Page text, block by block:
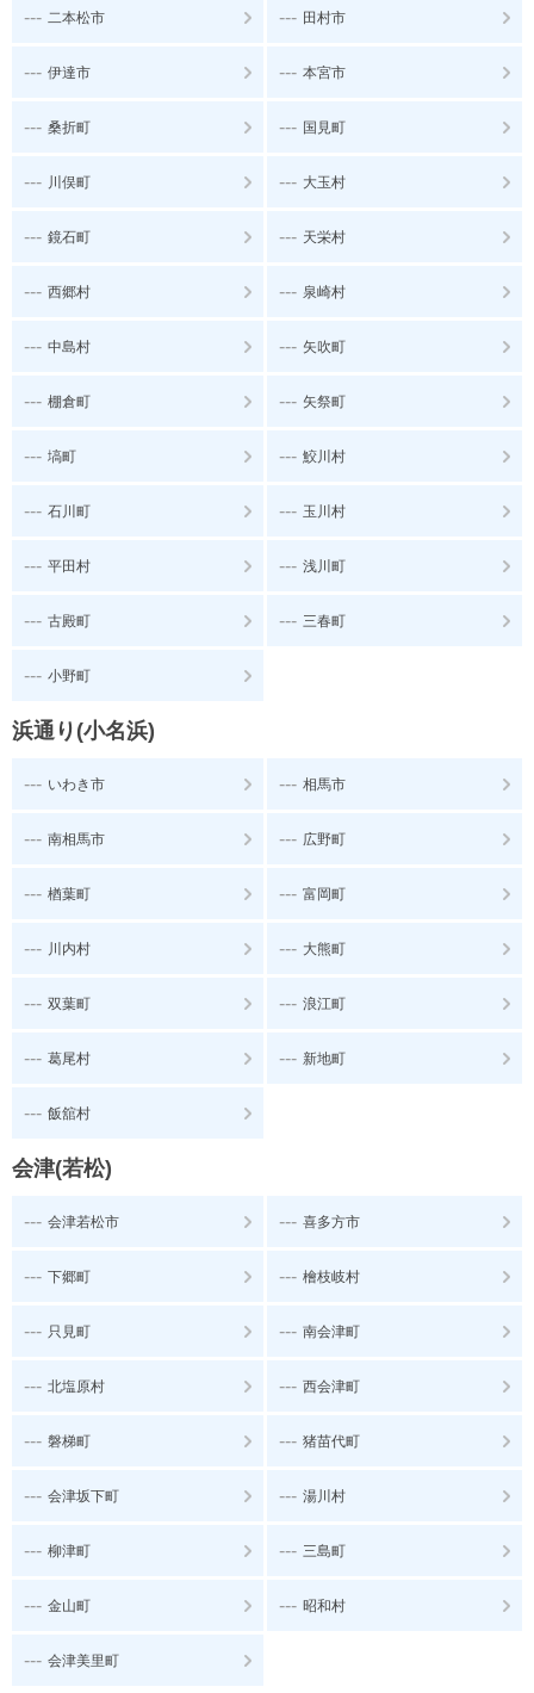
--- 二本松市 --- 田村市
--- 伊達市 --- 本宮市
--- 桑折町 --- 国見町
--- 川俣町 --- 大玉村
--- 鏡石町 --- 天栄村
--- 西郷村 --- 泉崎村
--- 中島村 --- 矢吹町
--- 棚倉町 --- 矢祭町
--- 塙町 --- 鮫川村
--- 石川町 --- 玉川村
--- 平田村 --- 浅川町
--- 古殿町 --- 三春町
--- 小野町
浜通り(小名浜)
--- いわき市 --- 相馬市
--- 南相馬市 --- 広野町
--- 楢葉町 --- 富岡町
--- 川内村 --- 大熊町
--- 双葉町 --- 浪江町
--- 葛尾村 --- 新地町
--- 飯舘村
会津(若松)
--- 会津若松市 --- 喜多方市
--- 下郷町 --- 檜枝岐村
--- 只見町 --- 南会津町
--- 北塩原村 --- 西会津町
--- 磐梯町 --- 猪苗代町
--- 会津坂下町 --- 湯川村
--- 柳津町 --- 三島町
--- 金山町 --- 昭和村
--- 会津美里町